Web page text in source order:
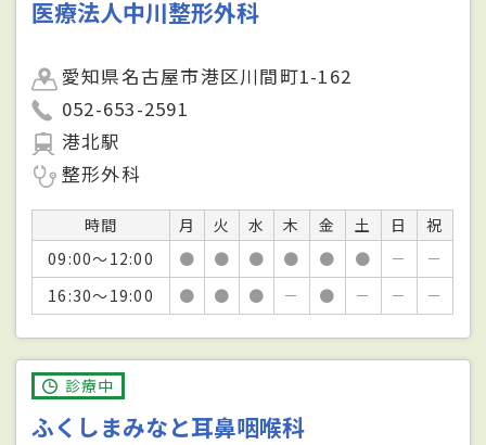
医療法人中川整形外科
愛知県名古屋市港区川間町1-162
052-653-2591
港北駅
整形外科
時間 月 火 水 木 金 土 日
祝
09:00～12:00
● ● ● ● ● ● －
－
16:30～19:00
● ● ● － ● － － －
診療中
ふくしまみなと耳鼻咽喉科